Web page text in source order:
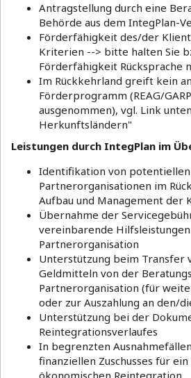
Antragstellung durch eine
Behörde aus dem IntegPlan-
Förderfähigkeit des/der
Kriterien --> bitte halten Sie
Förderfähigkeit Rücksprache
Im Rückkehrland greift kein
Förderprogramm (REAG/
ausgenommen), vgl. Link
Herkunftsländern"
Leistungen durch IntegPlan im
Identifikation von potentiellen
Partnerorganisationen im
Aufbau und Management der
Übernahme der
vereinbarende
Partnerorganisation
Unterstützung beim Transfer
Geldmitteln von der
Partnerorganisation (für
oder zur Auszahlung an den/
Unterstützung bei der
Reintegrationsverlaufes
In begrenzten
finanziellen Zuschusses für
ökonomischen Reintegration